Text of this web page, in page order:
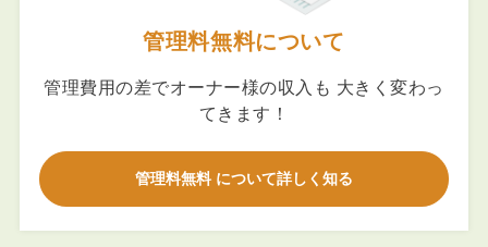
管理料無料について
管理費用の差でオーナー様の収入も 大きく変わっ
てきます！
管理料無料 について詳しく知る